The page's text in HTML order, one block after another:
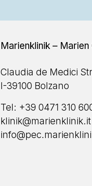
Marienklinik –
Claudia de Medici
I-39100 Bolzano
Tel: +39 0471 310
klinik@marienklinik.it